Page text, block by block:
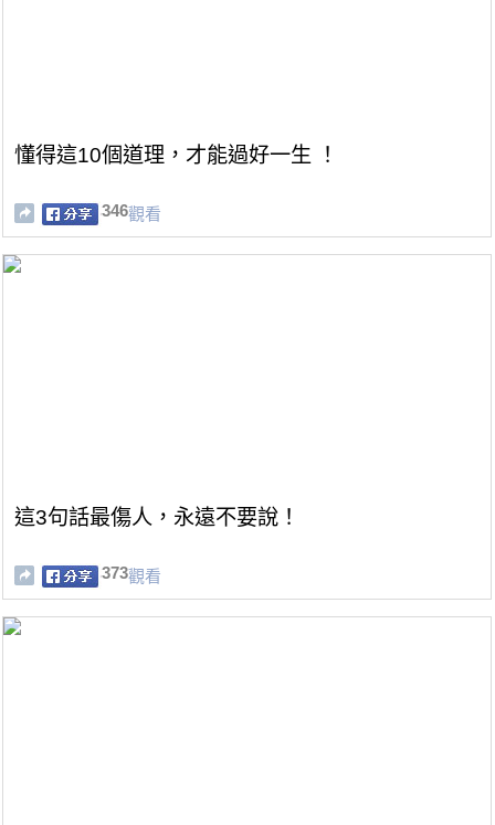
懂得這10個道理，才能過好一生 ！
346觀看
這3句話最傷人，永遠不要說！
373觀看